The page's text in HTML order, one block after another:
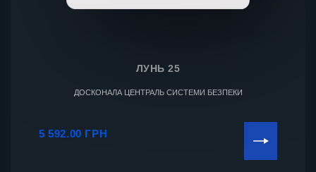
ЛУНЬ 25
ДОСКОНАЛА ЦЕНТРАЛЬ СИСТЕМИ БЕЗПЕКИ
5 592.00 ГРН